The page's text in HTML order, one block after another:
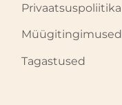
Privaatsuspoliitika
Müügitingimused
Tagastused